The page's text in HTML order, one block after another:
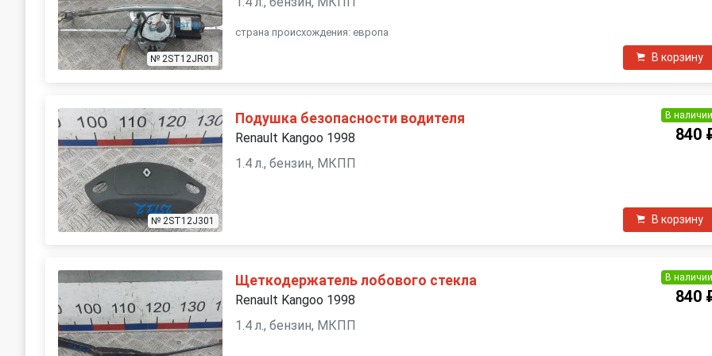
№ 2ST12JR01
страна происхождения: европа
В корзину
№ 2ST12J301
Подушка безопасности водителя
Renault Kangoo 1998
1.4 л., бензин, МКПП
В наличии
840
В корзину
Щеткодержатель лобового стекла
Renault Kangoo 1998
1.4 л., бензин, МКПП
В наличии
840